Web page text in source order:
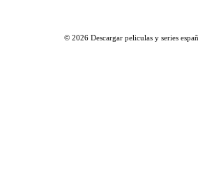
© 2026 Descargar peliculas y series